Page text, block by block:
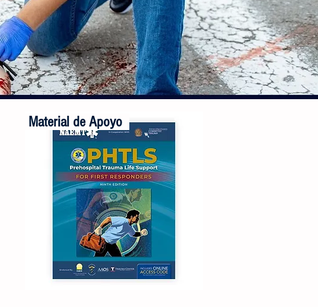
Material de Apoyo